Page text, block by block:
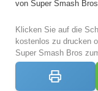
von Super Smash
Klicken Sie auf die
kostenlos zu drucken
Super Smash Bros